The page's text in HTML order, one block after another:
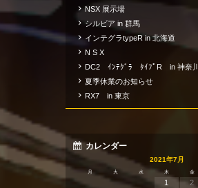
NSX 展示場
シルビア in 群馬
インテグラtypeR in 北海道
N S X
DC2 ｲﾝﾃｸﾞﾗ ﾀｲﾌﾟR in 神奈川
夏季休業のお知らせ
RX7 in 東京
カレンダー
2021年7月
月 火 水 木 金
1 2